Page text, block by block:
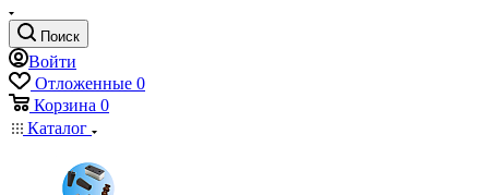
Поиск
Войти
Отложенные 0
Корзина 0
Каталог